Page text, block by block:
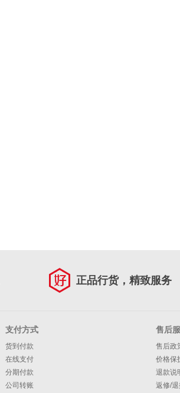
正品行货，精致服务
支付方式
货到付款
在线支付
分期付款
公司转账
售后
售后政
价格保
退款说
返修/